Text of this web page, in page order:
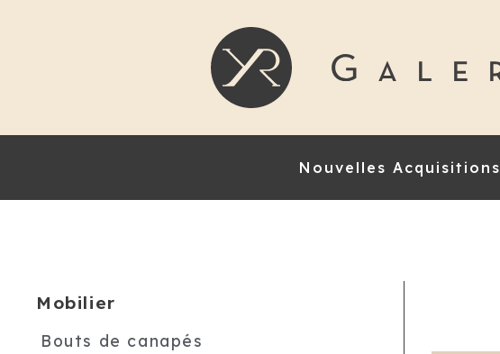
Nouvelles Acquisitions
Mobilier
Bouts de canapés